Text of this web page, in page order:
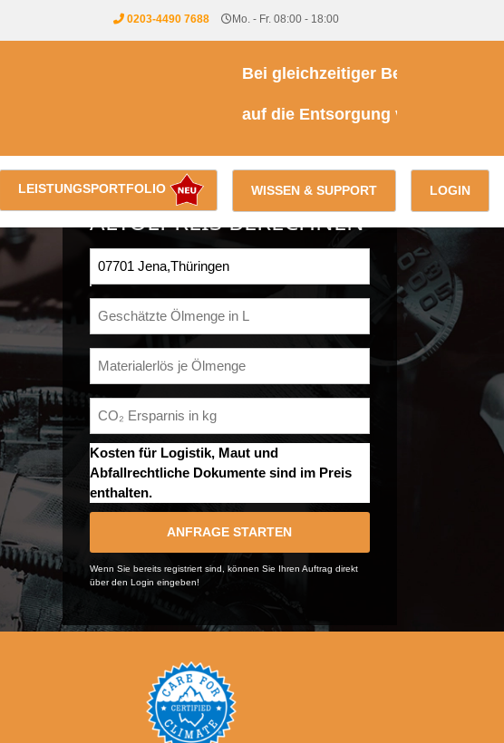
0203-4490 7688 Mo. - Fr. 08:00 - 18:00
Bei gleichzeitiger Beauftragung
auf die Entsorgung von Kühl- &
LOGIN
WISSEN & SUPPORT
LEISTUNGSPORTFOLIO
ALTÖLPREIS BERECHNEN
Kosten für Logistik, Maut und
Abfallrechtliche Dokumente sind im Preis
enthalten.
ANFRAGE STARTEN
Wenn Sie bereits registriert sind, können Sie Ihren Auftrag direkt
über den Login eingeben!